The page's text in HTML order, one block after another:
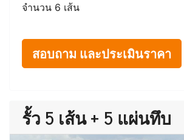
จำนวน 6 เส้น
สอบถาม และประเมินราคา
รั้ว 5 เส้น + 5 แผ่นทึบ